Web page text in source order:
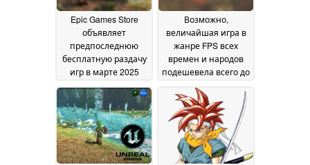
Epic Games Store
объявляет
предпоследнюю
бесплатную раздачу
игр в марте 2025
года14 March 2025
Возможно,
величайшая игра в
жанре FPS всех
времен и народов
подешевела всего до
$1,99 в рамках
ограниченной
сделки в Steam
14
March 2025